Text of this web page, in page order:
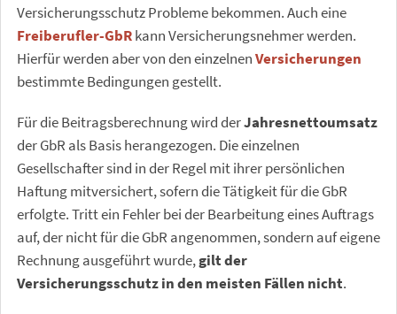
Versicherungsschutz Probleme bekommen. Auch eine
Freiberufler-GbRkann Versicherungsnehmer werden.
Hierfür werden aber von den einzelnenVersicherungen
bestimmte Bedingungen gestellt.
Für die Beitragsberechnung wird derJahresnettoumsatz
der GbR als Basis herangezogen. Die einzelnen
Gesellschafter sind in der Regel mit ihrer persönlichen
Haftung mitversichert, sofern die Tätigkeit für die GbR
erfolgte. Tritt ein Fehler bei der Bearbeitung eines Auftrags
auf, der nicht für die GbR angenommen, sondern auf eigene
Rechnung ausgeführt wurde,gilt der
Versicherungsschutz in den meisten Fällen nicht.